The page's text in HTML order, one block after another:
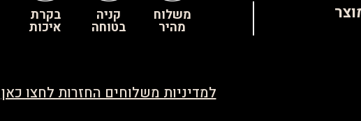
משלוח
מהיר
קניה
בטוחה
בקרת
איכות
למדיניות משלוחים החזרות לחצו כאן